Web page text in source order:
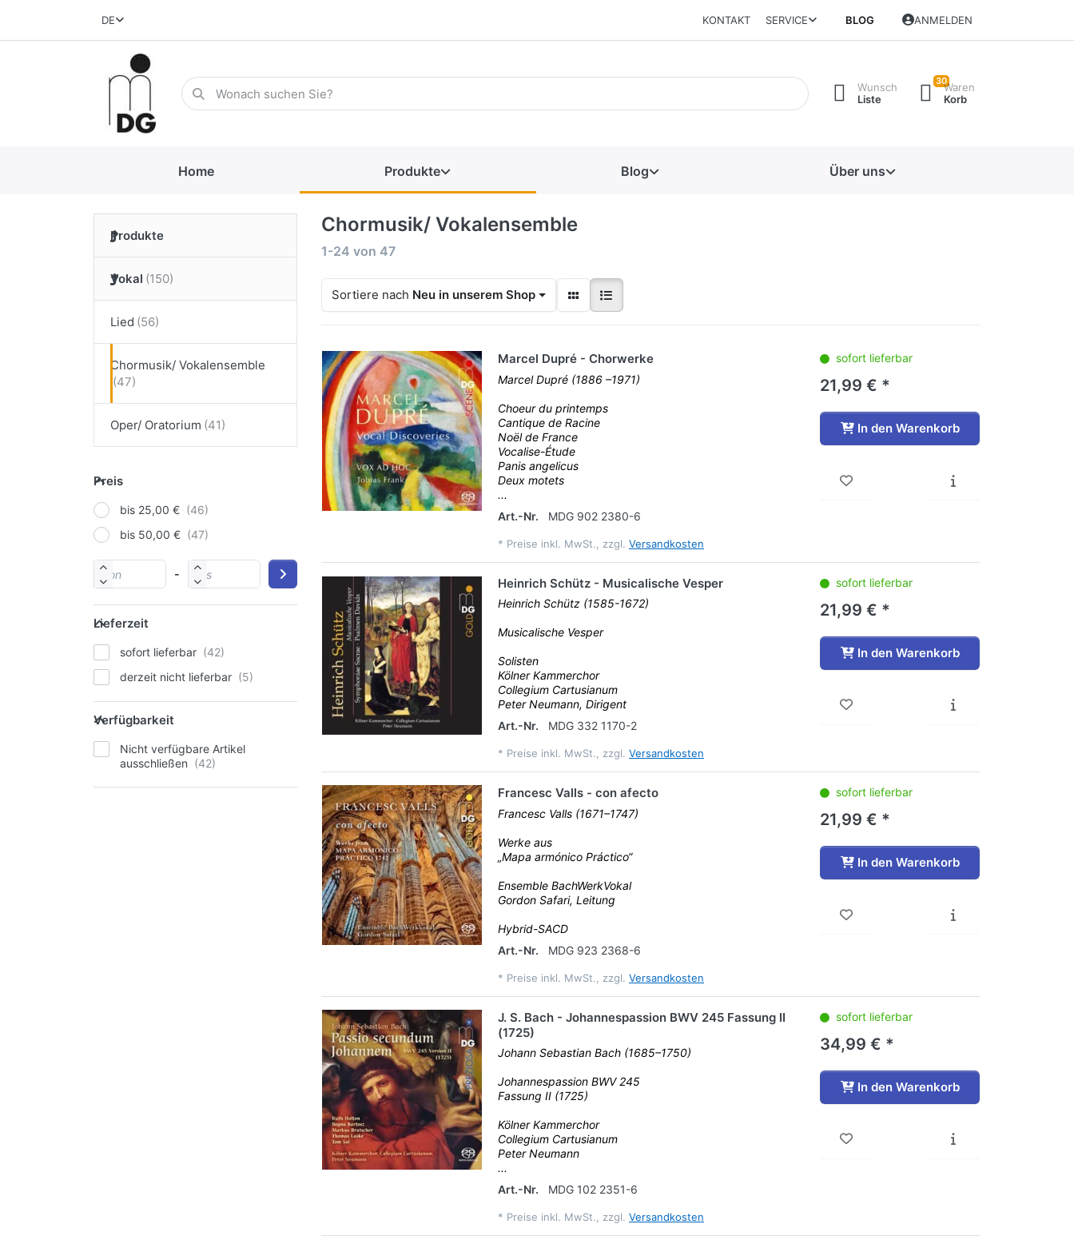
DE KONTAKT SERVICE BLOG ANMELDEN
Wunsch
Liste
30Waren
Korb
Home Produkte Blog Über uns
Produkte
Vokal
Lied
Chormusik/ Vokalensemble
Oper/ Oratorium
Preis
bis 25,00 €
bis 50,00 €
-
Lieferzeit
sofort lieferbar
derzeit nicht lieferbar
Verfügbarkeit
Nicht verfügbare Artikel
ausschließen
Chormusik/ Vokalensemble
1-24 von 47
Sortiere nach Neu in unserem Shop
Marcel Dupré - Chorwerke
Marcel Dupré (1886 –1971)
Choeur du printemps
Cantique de Racine
Noël de France
Vocalise-Étude
Panis angelicus
Deux motets
...
Art.-Nr.
MDG 902 2380-6
* Preise inkl. MwSt., zzgl. Versandkosten
sofort lieferbar
21,99 € *
In den Warenkorb
Heinrich Schütz - Musicalische Vesper
Heinrich Schütz (1585-1672)
Musicalische Vesper
Solisten
Kölner Kammerchor
Collegium Cartusianum
Peter Neumann, Dirigent
Art.-Nr.
MDG 332 1170-2
* Preise inkl. MwSt., zzgl. Versandkosten
sofort lieferbar
21,99 € *
In den Warenkorb
Francesc Valls - con afecto
Francesc Valls (1671–1747)
Werke aus
„Mapa armónico Práctico“
Ensemble BachWerkVokal
Gordon Safari, Leitung
Hybrid-SACD
Art.-Nr.
MDG 923 2368-6
* Preise inkl. MwSt., zzgl. Versandkosten
sofort lieferbar
21,99 € *
In den Warenkorb
J. S. Bach - Johannespassion BWV 245 Fassung II
(1725)
Johann Sebastian Bach (1685–1750)
Johannespassion BWV 245
Fassung II (1725)
Kölner Kammerchor
Collegium Cartusianum
Peter Neumann
...
Art.-Nr.
MDG 102 2351-6
* Preise inkl. MwSt., zzgl. Versandkosten
sofort lieferbar
34,99 € *
In den Warenkorb